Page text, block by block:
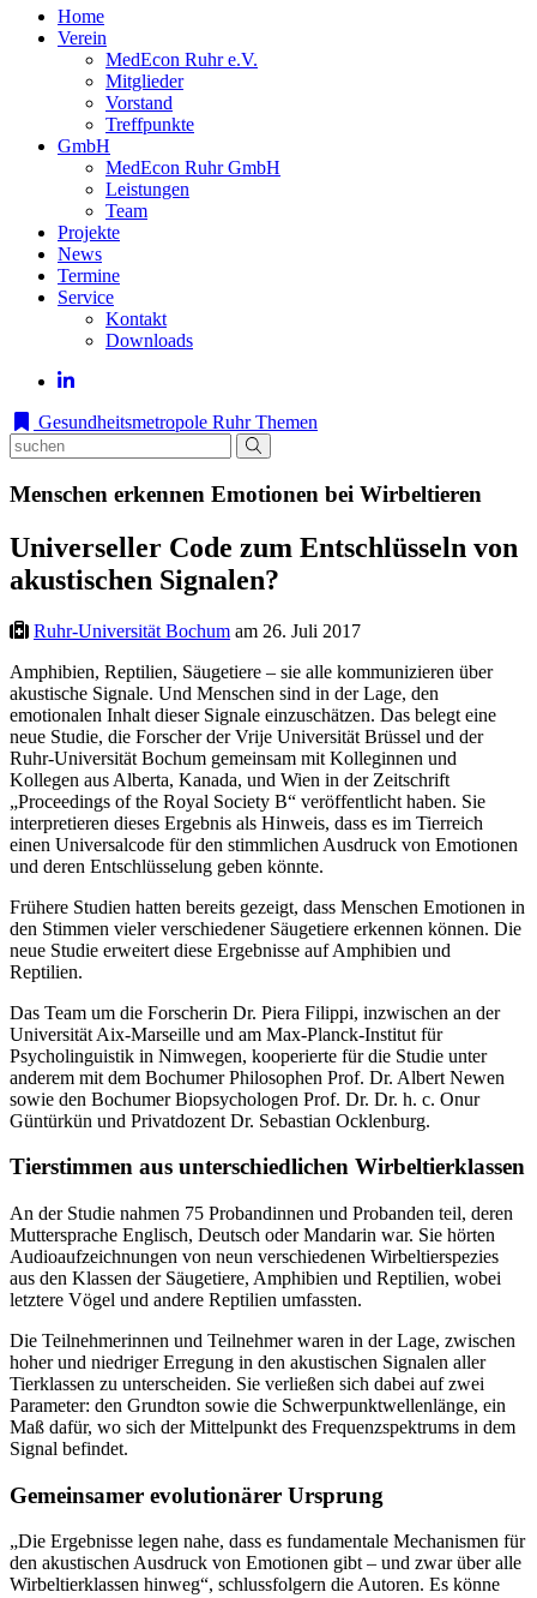
Home
Verein
MedEcon Ruhr e.V.
Mitglieder
Vorstand
Treffpunkte
GmbH
MedEcon Ruhr GmbH
Leistungen
Team
Projekte
News
Termine
Service
Kontakt
Downloads
Gesundheitsmetropole Ruhr Themen
Menschen erkennen Emotionen bei Wirbeltieren
Universeller Code zum Entschlüsseln von
akustischen Signalen?
Ruhr-Universität Bochum am 26. Juli 2017
Amphibien, Reptilien, Säugetiere – sie alle kommunizieren über
akustische Signale. Und Menschen sind in der Lage, den
emotionalen Inhalt dieser Signale einzuschätzen. Das belegt eine
neue Studie, die Forscher der Vrije Universität Brüssel und der
Ruhr-Universität Bochum gemeinsam mit Kolleginnen und
Kollegen aus Alberta, Kanada, und Wien in der Zeitschrift
„Proceedings of the Royal Society B“ veröffentlicht haben. Sie
interpretieren dieses Ergebnis als Hinweis, dass es im Tierreich
einen Universalcode für den stimmlichen Ausdruck von Emotionen
und deren Entschlüsselung geben könnte.
Frühere Studien hatten bereits gezeigt, dass Menschen Emotionen in
den Stimmen vieler verschiedener Säugetiere erkennen können. Die
neue Studie erweitert diese Ergebnisse auf Amphibien und
Reptilien.
Das Team um die Forscherin Dr. Piera Filippi, inzwischen an der
Universität Aix-Marseille und am Max-Planck-Institut für
Psycholinguistik in Nimwegen, kooperierte für die Studie unter
anderem mit dem Bochumer Philosophen Prof. Dr. Albert Newen
sowie den Bochumer Biopsychologen Prof. Dr. Dr. h. c. Onur
Güntürkün und Privatdozent Dr. Sebastian Ocklenburg.
Tierstimmen aus unterschiedlichen Wirbeltierklassen
An der Studie nahmen 75 Probandinnen und Probanden teil, deren
Muttersprache Englisch, Deutsch oder Mandarin war. Sie hörten
Audioaufzeichnungen von neun verschiedenen Wirbeltierspezies
aus den Klassen der Säugetiere, Amphibien und Reptilien, wobei
letztere Vögel und andere Reptilien umfassten.
Die Teilnehmerinnen und Teilnehmer waren in der Lage, zwischen
hoher und niedriger Erregung in den akustischen Signalen aller
Tierklassen zu unterscheiden. Sie verließen sich dabei auf zwei
Parameter: den Grundton sowie die Schwerpunktwellenlänge, ein
Maß dafür, wo sich der Mittelpunkt des Frequenzspektrums in dem
Signal befindet.
Gemeinsamer evolutionärer Ursprung
„Die Ergebnisse legen nahe, dass es fundamentale Mechanismen für
den akustischen Ausdruck von Emotionen gibt – und zwar über alle
Wirbeltierklassen hinweg“, schlussfolgern die Autoren. Es könne